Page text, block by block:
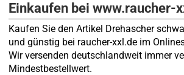
Einkaufen bei www.raucher-
Kaufen Sie den Artikel Drehascher
und günstig bei raucher-xxl.de im
Wir versenden deutschlandweit immer
Mindestbestellwert.